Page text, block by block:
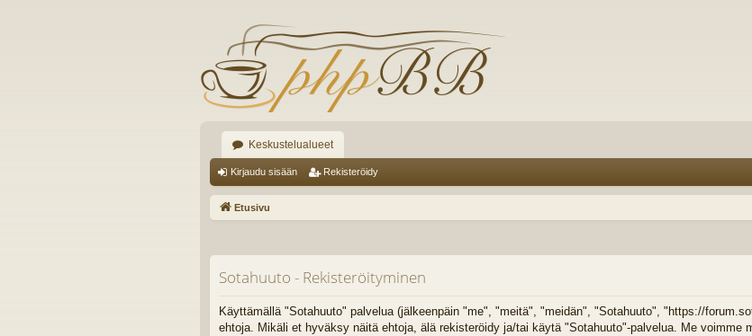
Keskustelualueet
Kirjaudu sisään Rekisteröidy
Etusivu
Sotahuuto - Rekisteröityminen
Käyttämällä "Sotahuuto" palvelua (jälkeenpäin "me", "meitä", "meidän", "Sotahuuto", "https://
ehtoja. Mikäli et hyväksy näitä ehtoja, älä rekisteröidy ja/tai käytä "Sotahuuto"-palvelua. Me voimme